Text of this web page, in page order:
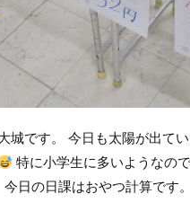
城です。 今日も太陽が出て
特に小学生に多いようなの
日の日課はおやつ計算です